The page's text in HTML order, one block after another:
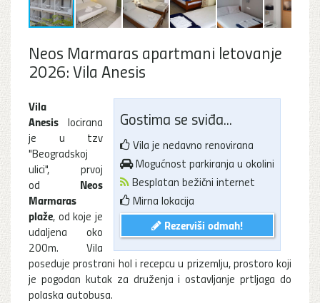
Neos Marmaras apartmani letovanje
2026: Vila Anesis
Gostima se sviđa...
Vila je nedavno renovirana
Mogućnost parkiranja u okolini
Besplatan bežični internet
Mirna lokacija
Rezerviši odmah!
Vila
Anesis locirana
je u tzv
"Beogradskoj
ulici", prvoj
od Neos
Marmaras
plaže, od koje je
udaljena oko
200m. Vila
poseduje prostrani hol i recepcu u prizemlju, prostoro koji
je pogodan kutak za druženja i ostavljanje prtljaga do
polaska autobusa.